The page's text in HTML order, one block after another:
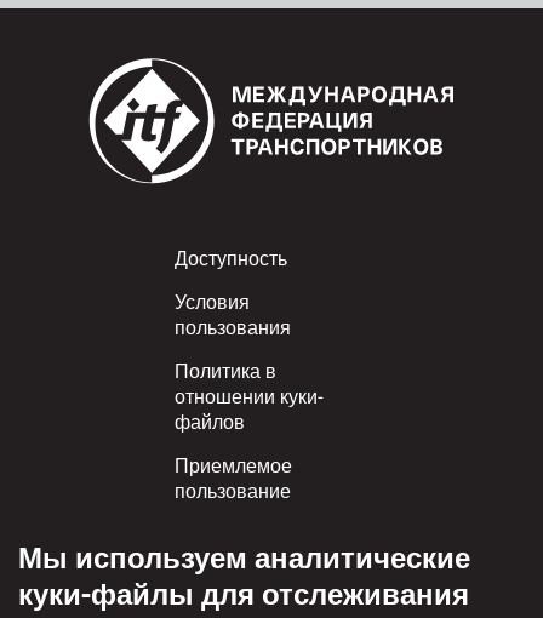
Footer
Доступность
Условия
пользования
Политика в
отношении куки-
файлов
Приемлемое
пользование
конфиденциальности
Политика взаимного
Мы используем аналитические
куки-файлы для отслеживания